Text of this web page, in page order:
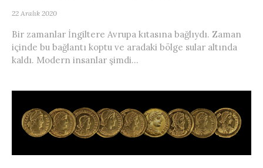
22 Aralık 2020
Bir zamanlar İngiltere Avrupa kıtasına bağlıydı. Zaman
içinde bu bağlantı koptu ve aradaki bölge sular altında
kaldı. Modern insanlar şimdi...